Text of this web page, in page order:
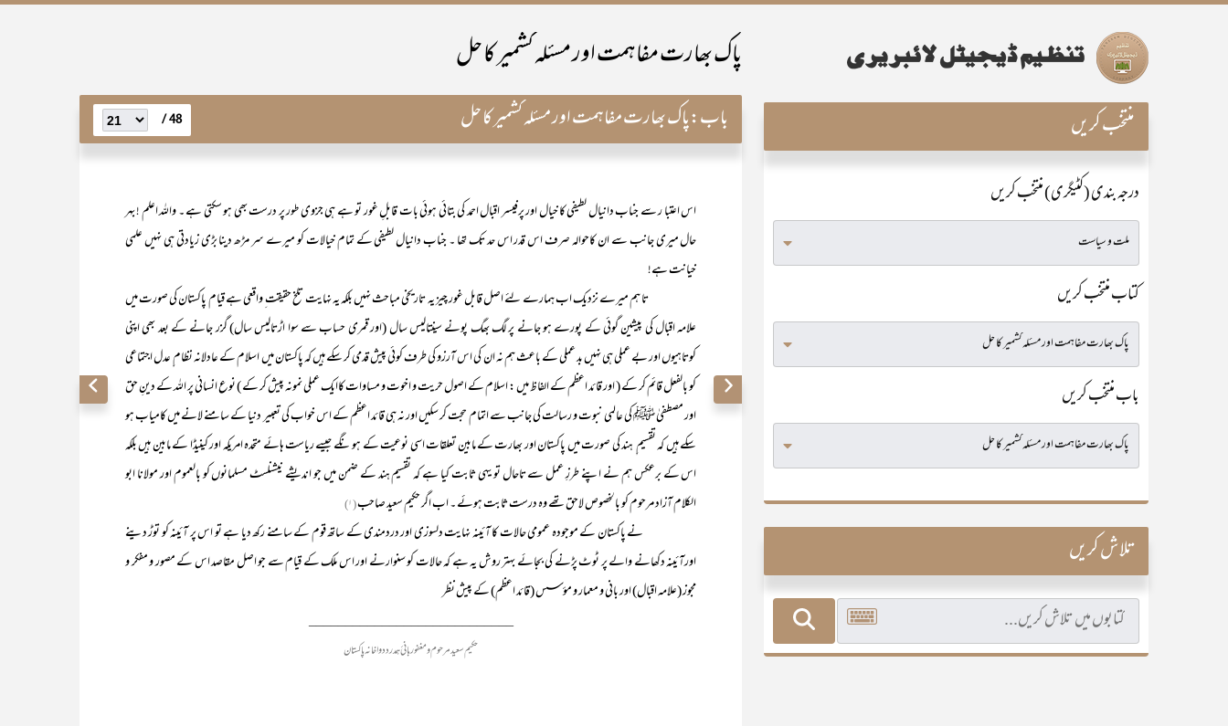
پاک بھارت مفاہمت اور مسئلہ کشمیر کا حل
باب:پاک بھارت مفاہمت اور مسئلہ کشمیر کا حل 48 /
اس اعتبا ر سے جناب دانیال لطیفی کا خیال اور پرفیسر اقبال احمد کی بتائی ہوئی بات قابلِ غور تو ہے ہی جزوی طور پر درست بھی ہو سکتی ہے ۔ واللہ اعلم ! بہر
حال میری جانب سے ان کاحوالہ صرف اس قدر اس حد تک تھا ۔ جناب دانیال لطیفی کے تمام خیالات کو میرے سر مڑھ دینا بڑی زیادتی ہی نہیں علمی
خیانت ہے!
تا ہم میرے نزدیک اب ہمارے لئے اصل قابل غور چیز یہ تاریخی مباحث نہیں بلکہ یہ نہایت تلخ حقیقت ِ واقعی ہے قیام پاکستان کی صورت میں
علامہ اقبال کی پیشین گوئی کے پورے ہو جانے پر لگ بھگ پونے سینتالیس سال (اور قمری حساب سے سوا اڑتالیس سال) گزر جانے کے بعد بھی اپنی
کوتاہیوں اور بے عملی ہی نہیں بد عملی کے باعث ہم نہ ان کی اس آرزو کی طرف کوئی پیش قدمی کر سکے ہیں کہ پاکستان میں اسلام کے عادلانہ نظام ِ عدل اجتماعی
کو بالفعل قائم کر کے ( اور قائد اعظم کے الفاظ میں : اسلام کے اصول حریت و اخوت و مساوات کاایک عملی نمونہ پیش کر کے ) نوع انسانی پر اللہ کے دینِ حق
اور مصطفیٰ ﷺ کی عالمی نبوت و رسالت کی جانب سے اتمام حجت کر سکیں اور نہ ہی قائد اعظم کے اس خواب کی تعبیر دنیا کے سامنے لانے میں کامیاب ہو
سکے ہیں کہ تقسیم ِ ہند کی صورت میں پاکستان اور بھارت کے مابین تعلقات اسی نوعیت کے ہو نگے جیسے ریاست ہائے متحدہ امریکہ اور کینیڈا کے مابین ہیں بلکہ
اس کے برعکس ہم نے اپنے طرزِ عمل سے تاحال تو یہی ثابت کیا ہے کہ تقسیم ہند کے ضمن میں جو اندیشے نیشنلسٹ مسلمانوں کو بالعموم اور مولانا ابو
الکلام آزاد مرحوم کو بالخصوص لاحق تھے وہ درست ثابت ہوئے ۔ اب اگر حکیم سعید صاحب(۱)
نے پاکستان کے موجودہ عمومی حالات کا آئینہ نہایت دلسوزی اور دردمندی کے ساتھ قوم کے سامنے رکھ دیا ہے تو اس پر آئینہ کو توڑ دینے
اورآئینہ دکھانے والے پر ٹوٹ پڑنے کی بجائے بہتر روش یہ ہے کہ حالات کو سنوارنے اور اس ملک کے قیام سے جو اصل مقاصد اس کے مصور و مفکر و
مجوز (علامہ اقبال) اور بانی و معمار و مؤسس (قائد اعظم) کے پیش نظر
____________________________
حکیم سعید مرحوم و مغفور بانئ ہمدرد دواخانہ پاکستان
منتخب کریں
درجہ بندی (کٹیگری) منتخب کریں
کتاب منتخب کریں
باب منتخب کریں
تلاش کریں